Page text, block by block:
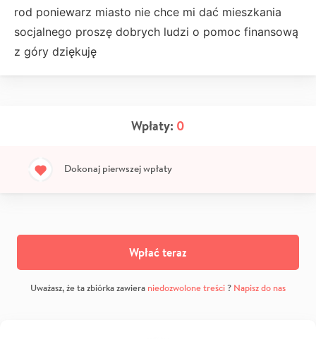
rod poniewarz miasto nie chce mi dać mieszkania
socjalnego proszę dobrych ludzi o pomoc finansową
z góry dziękuję
Wpłaty: 0
Dokonaj pierwszej wpłaty
Wpłać teraz
Uważasz, że ta zbiórka zawiera niedozwolone treści? Napisz do nas